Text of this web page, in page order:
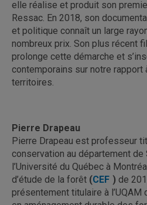
elle réalise et produit son
Ressac. En 2018, son
et politique connaît un large
nombreux prix. Son plus récent
prolonge cette démarche et
contemporains sur notre rapport
territoires.
Pierre Drapeau
Pierre Drapeau est professeur
conservation au département
l’Université du Québec à
d’étude de la forêt (CEF ) de
présentement titulaire à l’UQAM